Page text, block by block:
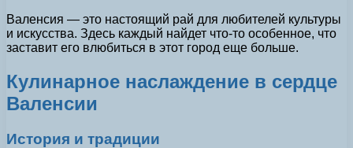
Валенсия — это настоящий рай для любителей культуры
и искусства. Здесь каждый найдет что-то особенное, что
заставит его влюбиться в этот город еще больше.
Кулинарное наслаждение в сердце
Валенсии
История и традиции